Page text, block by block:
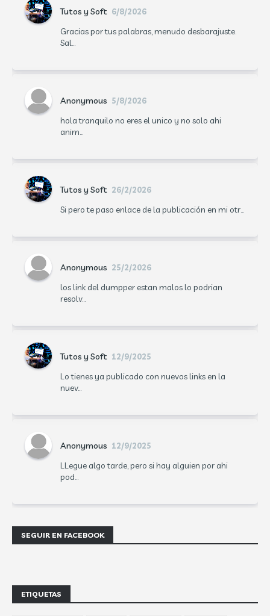
Tutos y Soft 6/8/2026
Gracias por tus palabras, menudo desbarajuste.
Sal...
Anonymous 5/8/2026
hola tranquilo no eres el unico y no solo ahi
anim...
Tutos y Soft 26/2/2026
Si pero te paso enlace de la publicación en mi otr...
Anonymous 25/2/2026
los link del dumpper estan malos lo podrian
resolv...
Tutos y Soft 12/9/2025
Lo tienes ya publicado con nuevos links en la
nuev...
Anonymous 12/9/2025
LLegue algo tarde, pero si hay alguien por ahi
pod...
SEGUIR EN FACEBOOK
ETIQUETAS